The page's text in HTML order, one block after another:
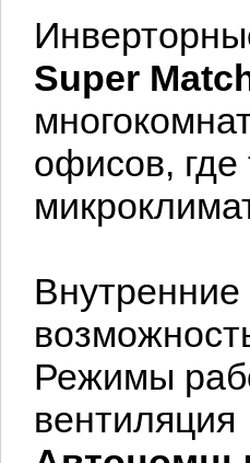
Super
офисов, где
Внутренние
Режимы
вентиляция